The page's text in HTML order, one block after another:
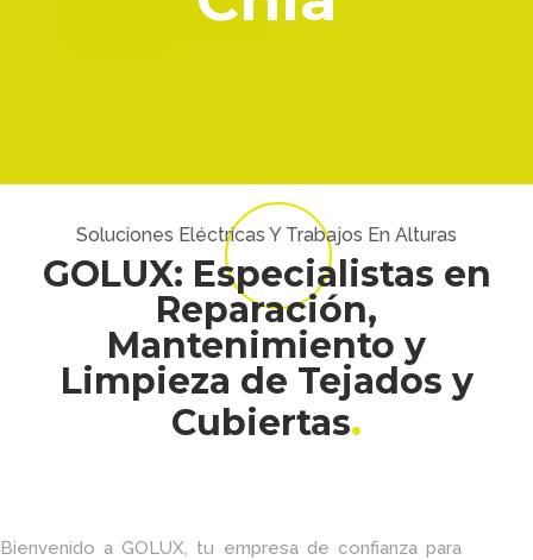
Soluciones Eléctricas Y Trabajos En Alturas
GOLUX: Especialistas en
Reparación,
Mantenimiento y
Limpieza de Tejados y
Cubiertas
Bienvenido a GOLUX, tu empresa de confianza para